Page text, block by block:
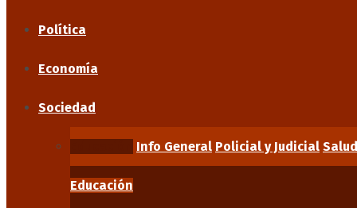
Política
Economía
Sociedad
Info General Policial y Judicial Salud
Educación